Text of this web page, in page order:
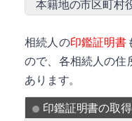
本籍地の市区町村
相続人の印鑑証明書
ので、各相続人の住
あります。
印鑑証明書の取